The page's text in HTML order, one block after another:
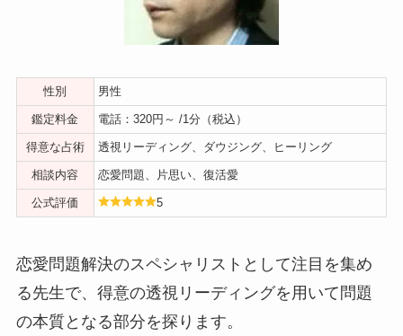
性別 男性
鑑定料金 電話：320円～ /1分（税込）
得意な占術 透視リーディング、ダウジング、ヒーリング
相談内容 恋愛問題、片思い、復活愛
公式評価 5
恋愛問題解決のスペシャリストとして注目を集め
る先生で、得意の透視リーディングを用いて問題
の本質となる部分を探ります。